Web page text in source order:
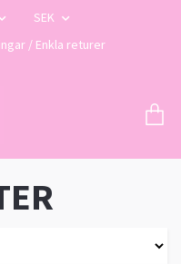
SEK
/ Enkla returer